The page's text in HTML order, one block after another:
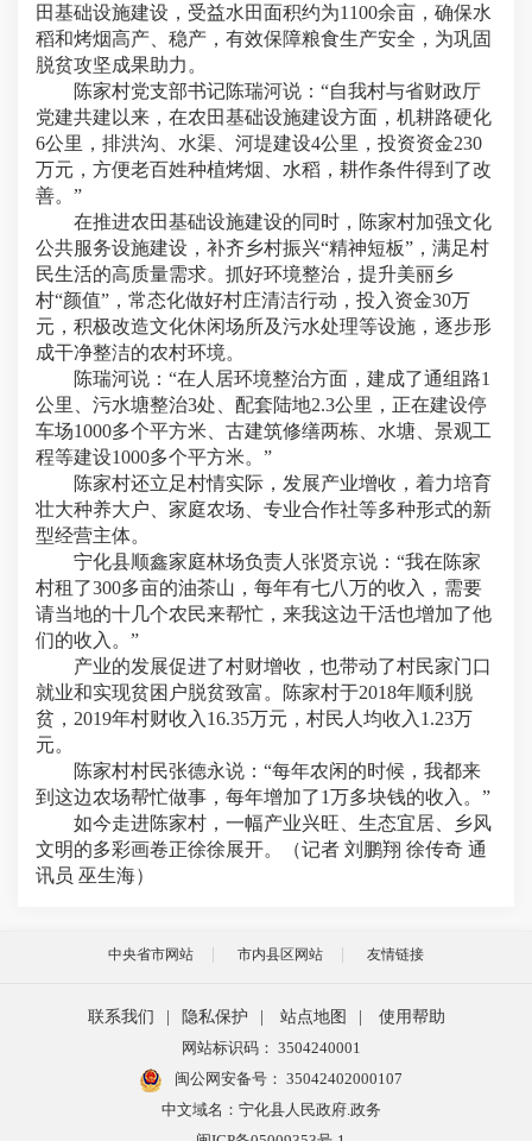
田基础设施建设，受益水田面积约为1100余亩，确保水
稻和烤烟高产、稳产，有效保障粮食生产安全，为巩固
脱贫攻坚成果助力。
陈家村党支部书记陈瑞河说：“自我村与省财政厅
党建共建以来，在农田基础设施建设方面，机耕路硬化
6公里，排洪沟、水渠、河堤建设4公里，投资资金230
万元，方便老百姓种植烤烟、水稻，耕作条件得到了改
善。”
在推进农田基础设施建设的同时，陈家村加强文化
公共服务设施建设，补齐乡村振兴“精神短板”，满足村
民生活的高质量需求。抓好环境整治，提升美丽乡
村“颜值”，常态化做好村庄清洁行动，投入资金30万
元，积极改造文化休闲场所及污水处理等设施，逐步形
成干净整洁的农村环境。
陈瑞河说：“在人居环境整治方面，建成了通组路1
公里、污水塘整治3处、配套陆地2.3公里，正在建设停
车场1000多个平方米、古建筑修缮两栋、水塘、景观工
程等建设1000多个平方米。”
陈家村还立足村情实际，发展产业增收，着力培育
壮大种养大户、家庭农场、专业合作社等多种形式的新
型经营主体。
宁化县顺鑫家庭林场负责人张贤京说：“我在陈家
村租了300多亩的油茶山，每年有七八万的收入，需要
请当地的十几个农民来帮忙，来我这边干活也增加了他
们的收入。”
产业的发展促进了村财增收，也带动了村民家门口
就业和实现贫困户脱贫致富。陈家村于2018年顺利脱
贫，2019年村财收入16.35万元，村民人均收入1.23万
元。
陈家村村民张德永说：“每年农闲的时候，我都来
到这边农场帮忙做事，每年增加了1万多块钱的收入。”
如今走进陈家村，一幅产业兴旺、生态宜居、乡风
文明的多彩画卷正徐徐展开。（记者 刘鹏翔 徐传奇 通
讯员 巫生海）
中央省市网站 市内县区网站 友情链接
联系我们 隐私保护 站点地图
使用帮助
网站标识码： 3504240001
闽公网安备号： 35042402000107
中文域名：宁化县人民政府.政务